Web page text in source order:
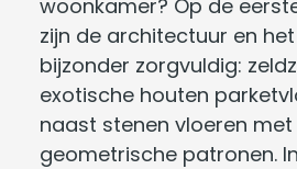
woonkamer? Op de
zijn de architectuur en
bijzonder zorgvuldig:
exotische houten
naast stenen vloeren met
geometrische patronen.